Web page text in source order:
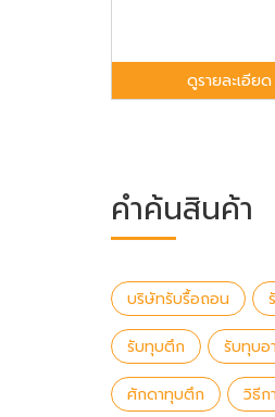
ดูรายละเอียด
คำค้นสินค้า
บริษัทรับรื้อถอน
รับทุบตึก รับทุบอ
ศักดาทุบตึก วิธีก